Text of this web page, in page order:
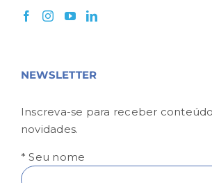
NEWSLETTER
Inscreva-se para receber
novidades.
* Seu nome